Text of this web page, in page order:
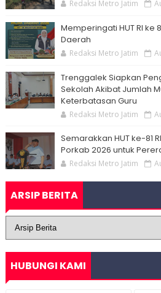
Redaksi Metro Jatim
Memperingati HUT RI ke
Daerah
Redaksi Metro Jatim
Trenggalek Siapkan
Sekolah Akibat Jumlah
Keterbatasan Guru
Redaksi Metro Jatim
Semarakkan HUT ke-81
Porkab 2026 untuk
Redaksi Metro Jatim
ARSIP BERITA
HUBUNGI KAMI